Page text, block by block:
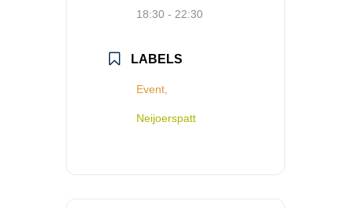
18:30 - 22:30
LABELS
Event,
Neijoerspatt